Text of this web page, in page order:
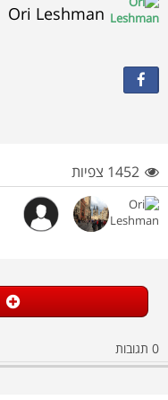
Ori Leshman
1452 צפיות
0 תגובות